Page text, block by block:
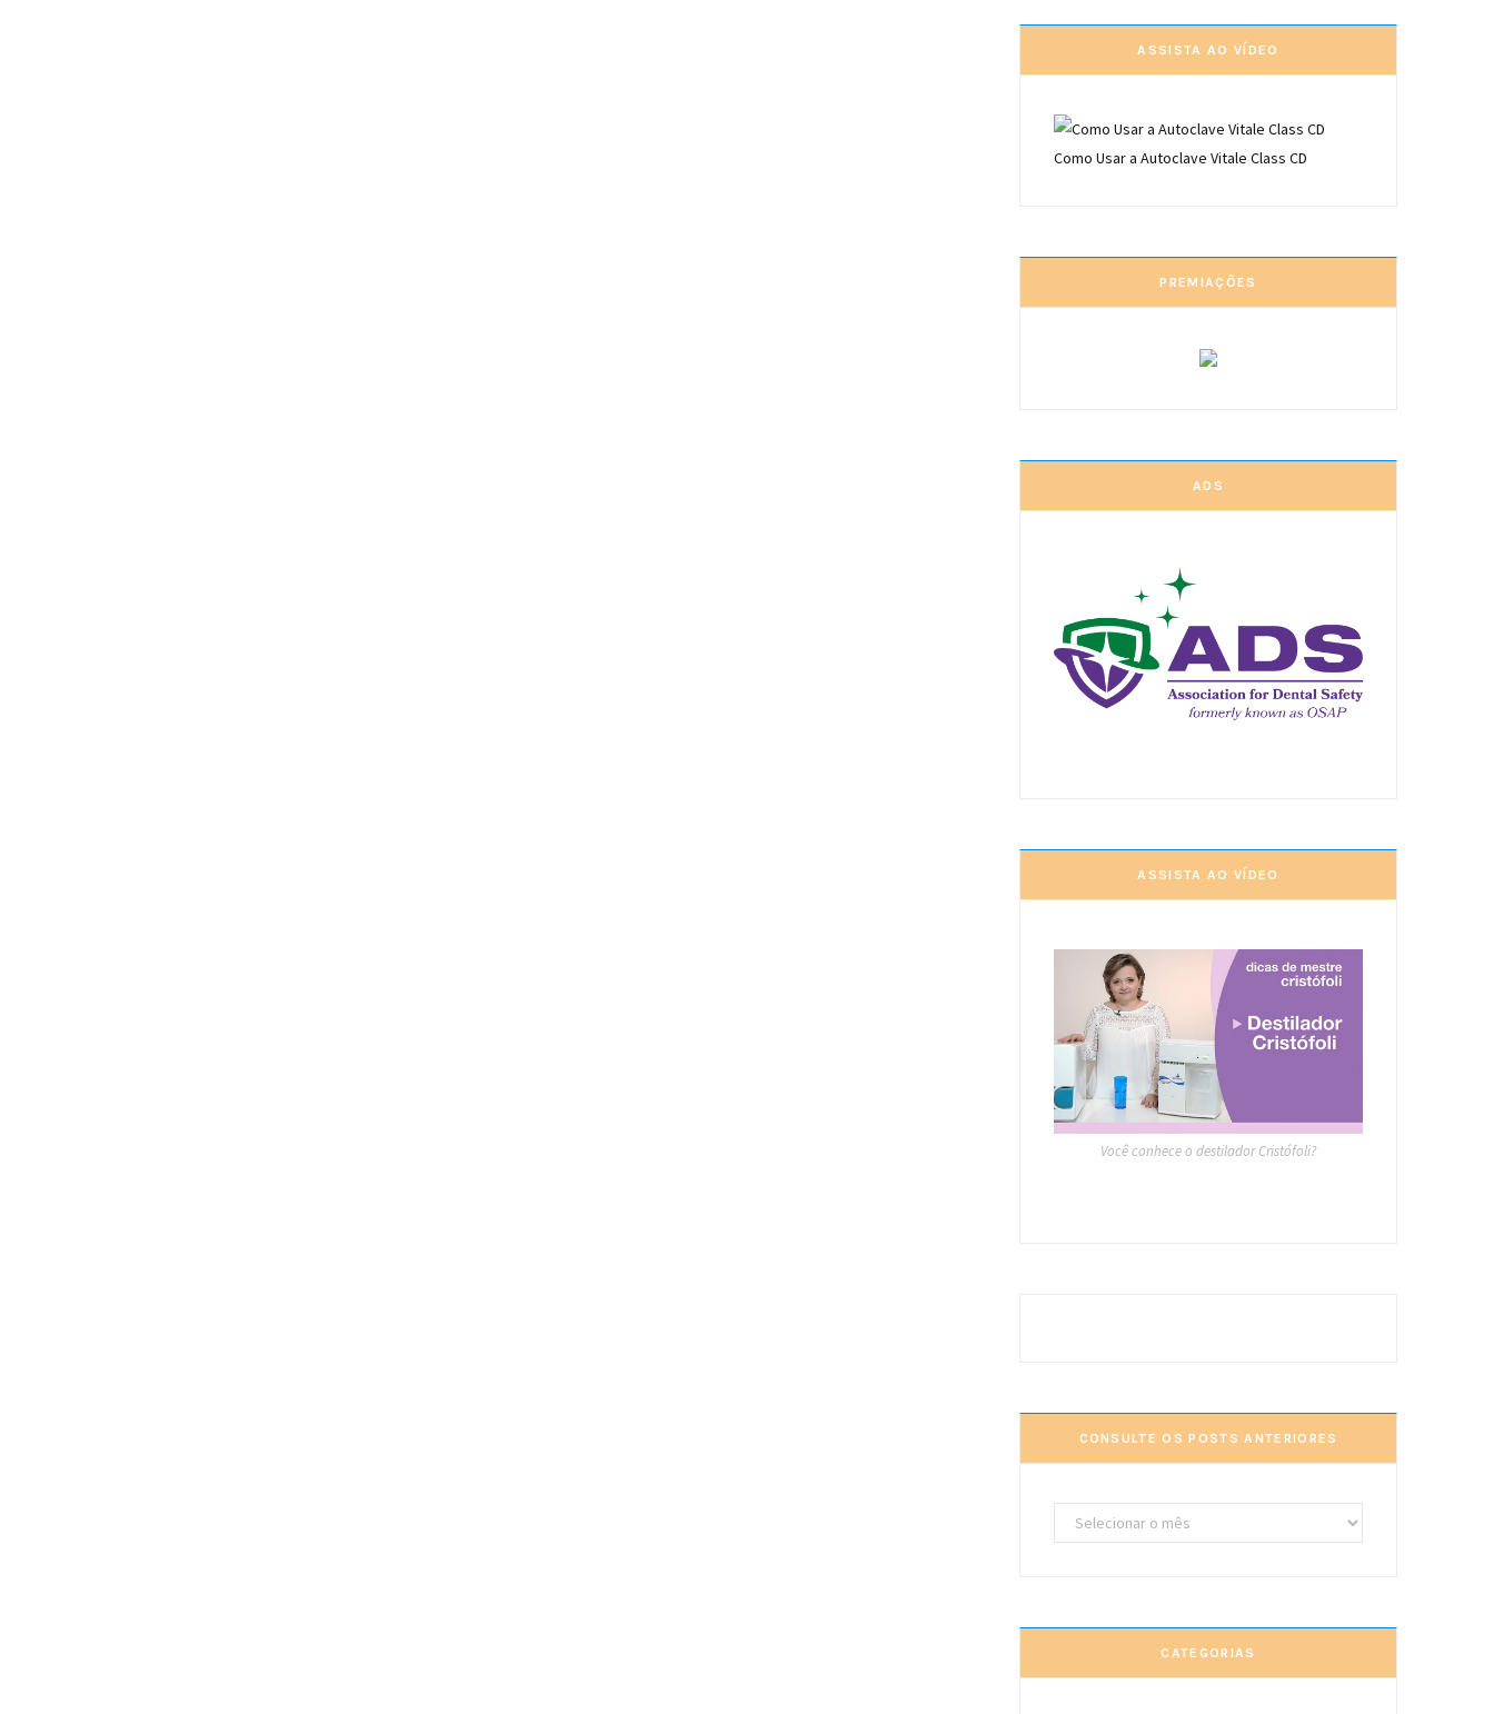
ASSISTA AO VÍDEO
Como Usar a Autoclave Vitale Class CD
PREMIAÇÕES
ADS
ASSISTA AO VÍDEO
Você conhece o destilador Cristófoli?
CONSULTE OS POSTS ANTERIORES
Consulte
os
CATEGORIAS